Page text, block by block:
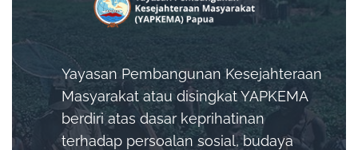
Yayasan Pembangunan Kesejahteraan
Masyarakat atau disingkat YAPKEMA
berdiri atas dasar keprihatinan
terhadap persoalan sosial, budaya